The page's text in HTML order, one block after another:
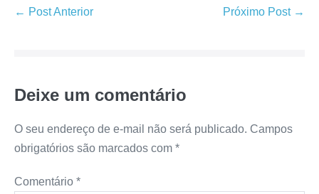
← Post Anterior Próximo Post →
Deixe um comentário
O seu endereço de e-mail não será publicado. Campos
obrigatórios são marcados com *
Comentário *